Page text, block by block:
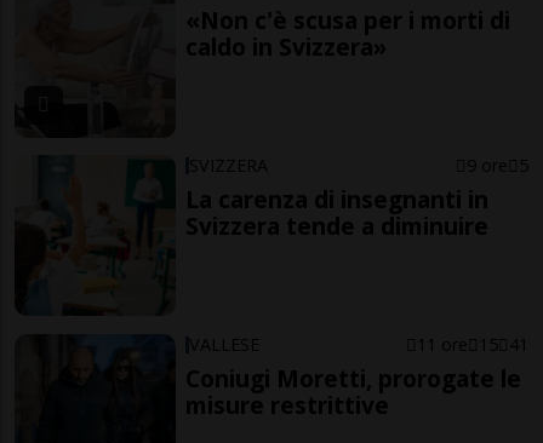
«Non c'è scusa per i morti di
caldo in Svizzera»
SVIZZERA 9 ore 5
La carenza di insegnanti in
Svizzera tende a diminuire
VALLESE 11 ore 15 41
Coniugi Moretti, prorogate le
misure restrittive